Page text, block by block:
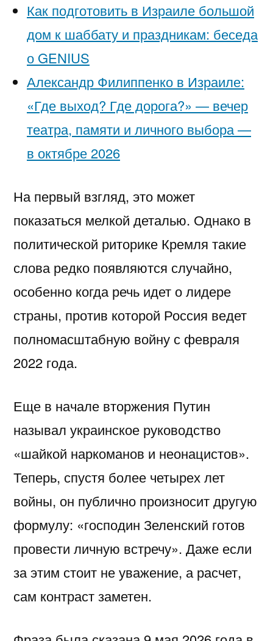
Как подготовить в Израиле большой
дом к шаббату и праздникам: беседа
о GENIUS
Александр Филиппенко в Израиле:
«Где выход? Где дорога?» — вечер
театра, памяти и личного выбора —
в октябре 2026
На первый взгляд, это может
показаться мелкой деталью. Однако в
политической риторике Кремля такие
слова редко появляются случайно,
особенно когда речь идет о лидере
страны, против которой Россия ведет
полномасштабную войну с февраля
2022 года.
Еще в начале вторжения Путин
называл украинское руководство
«шайкой наркоманов и неонацистов».
Теперь, спустя более четырех лет
войны, он публично произносит другую
формулу: «господин Зеленский готов
провести личную встречу». Даже если
за этим стоит не уважение, а расчет,
сам контраст заметен.